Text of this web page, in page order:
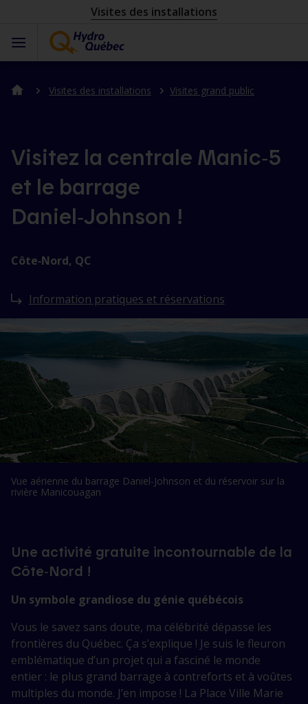
Visites des installations
Visites des installations Visites grand public
Visitez la centrale Manic‑5
et le barrage
Daniel‑Johnson !
Côte‑Nord, QC
Information pratiques et réservations
Vue aérienne du barrage Daniel-Johnson et du réservoir sur la
rivière Manicouagan
Une activité gratuite incontournable de la
Côte‑Nord !
Un symbole grandiose du génie québécois
Vous le savez sans doute, ma célébrité dépasse les
frontières du Québec. Ça s’explique ! Je suis le fleuron
emblématique d’un projet qui a fasciné le monde
entier : le plus grand barrage à contreforts et à voûtes
multiples du monde. J’en impose ! La Place Ville Marie